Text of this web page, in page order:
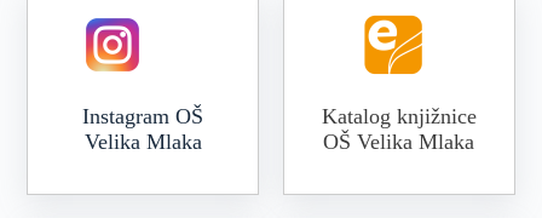
Instagram OŠ
Velika Mlaka
Katalog knjižnice
OŠ Velika Mlaka